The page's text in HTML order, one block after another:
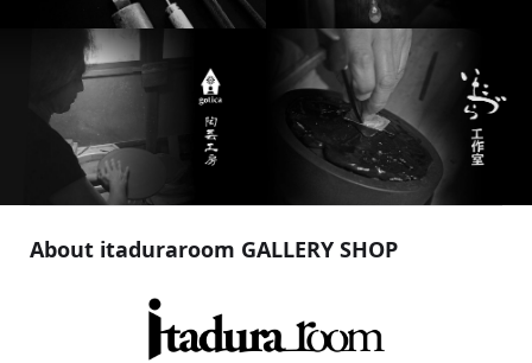
About itaduraroom GALLERY SHOP